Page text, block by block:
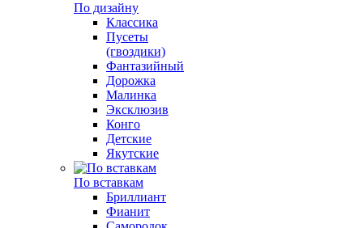
По дизайну
Классика
Пусеты
(гвоздики)
Фантазийный
Дорожка
Малинка
Эксклюзив
Конго
Детские
Якутские
По вставкам
Бриллиант
Фианит